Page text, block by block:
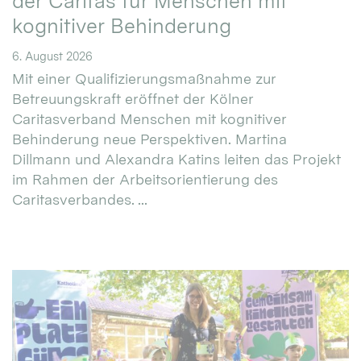
kognitiver Behinderung
6. August 2026
Mit einer Qualifizierungsmaßnahme zur
Betreuungskraft eröffnet der Kölner
Caritasverband Menschen mit kognitiver
Behinderung neue Perspektiven. Martina
Dillmann und Alexandra Katins leiten das Projekt
im Rahmen der Arbeitsorientierung des
Caritasverbandes. ...